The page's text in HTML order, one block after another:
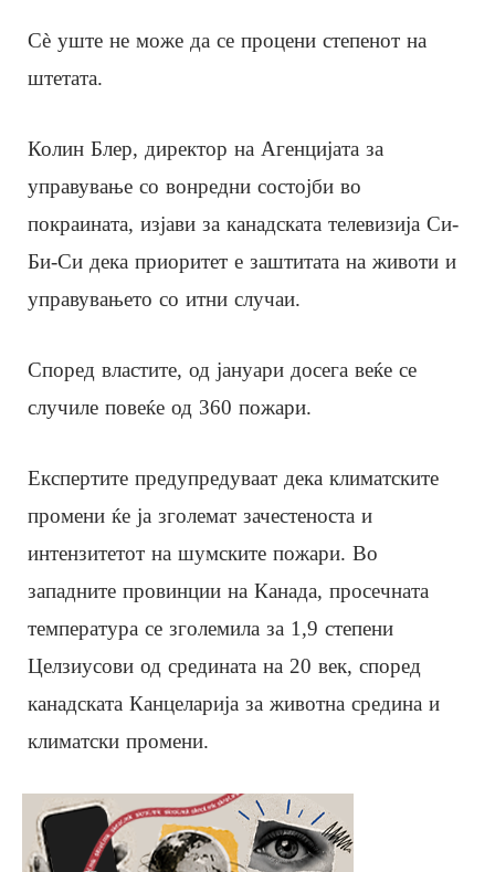
Сè уште не може да се процени степенот на
штетата.
Колин Блер, директор на Агенцијата за
управување со вонредни состојби во
покраината, изјави за канадската телевизија Cи-
Би-Си дека приоритет е заштитата на животи и
управувањето со итни случаи.
Според властите, од јануари досега веќе се
случиле повеќе од 360 пожари.
Експертите предупредуваат дека климатските
промени ќе ја зголемат зачестеноста и
интензитетот на шумските пожари. Во
западните провинции на Канада, просечната
температура се зголемила за 1,9 степени
Целзиусови од средината на 20 век, според
канадската Канцеларија за животна средина и
климатски промени.